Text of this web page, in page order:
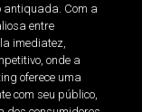
antiquada. Com a
entre
imediatez,
onde a
oferece uma
com seu público,